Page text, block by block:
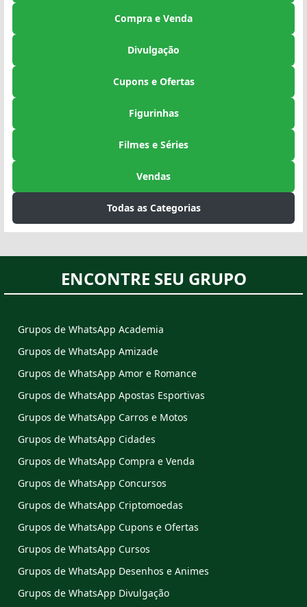
Compra e Venda
Divulgação
Cupons e Ofertas
Figurinhas
Filmes e Séries
Vendas
Todas as Categorias
ENCONTRE SEU GRUPO
Grupos de WhatsApp Academia
Grupos de WhatsApp Amizade
Grupos de WhatsApp Amor e Romance
Grupos de WhatsApp Apostas Esportivas
Grupos de WhatsApp Carros e Motos
Grupos de WhatsApp Cidades
Grupos de WhatsApp Compra e Venda
Grupos de WhatsApp Concursos
Grupos de WhatsApp Criptomoedas
Grupos de WhatsApp Cupons e Ofertas
Grupos de WhatsApp Cursos
Grupos de WhatsApp Desenhos e Animes
Grupos de WhatsApp Divulgação